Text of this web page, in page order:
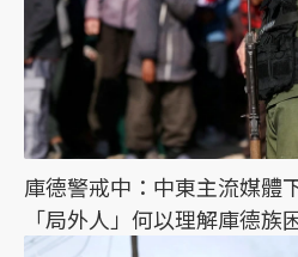
庫德警戒中：中東主流媒體
「局外人」何以理解庫德族